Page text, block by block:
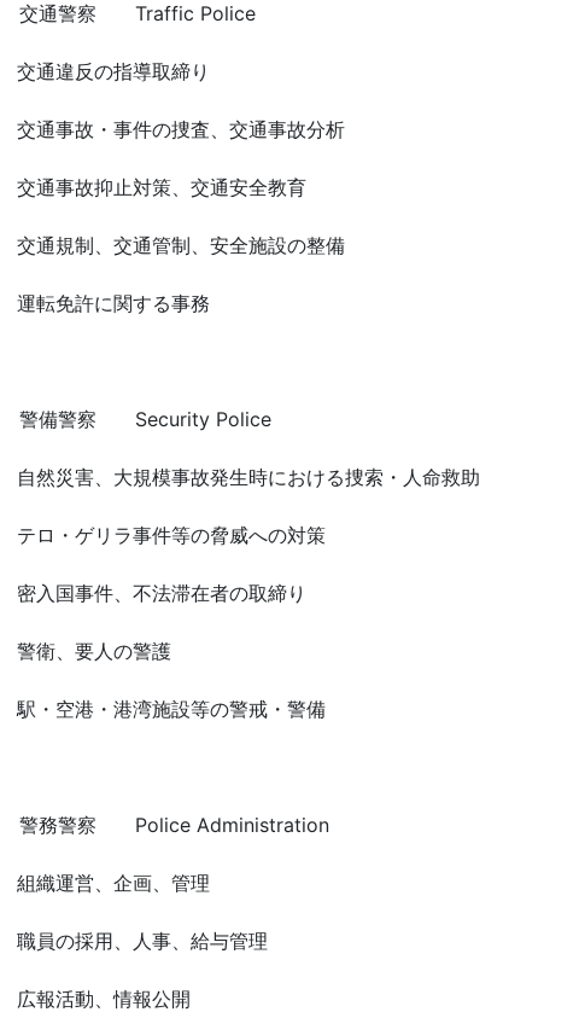
通警察 Traffic Police
通違反の指導取締り
通事故・事件の捜査、交通事故分析
通事故抑止対策、交通安全教育
通規制、交通管制、安全施設の整備
転免許に関する事務
備警察 Security Police
然災害、大規模事故発生時における捜索・人命救助
ロ・ゲリラ事件等の脅威への対策
入国事件、不法滞在者の取締り
衛、要人の警護
・空港・港湾施設等の警戒・警備
務警察 Police Administration
織運営、企画、管理
員の採用、人事、給与管理
報活動、情報公開